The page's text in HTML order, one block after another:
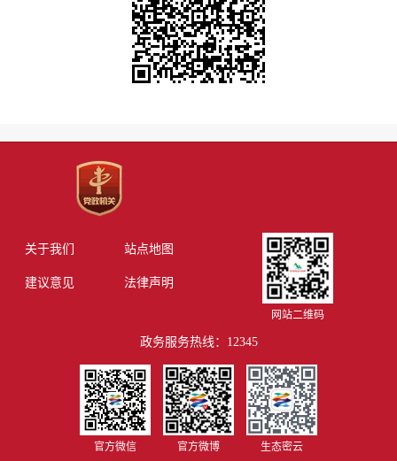
关于我们 站点地图
建议意见 法律声明
网站二维码
政务服务热线：12345
官方微信 官方微博 生态密云